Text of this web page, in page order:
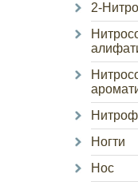
2-
Ногти
Нос